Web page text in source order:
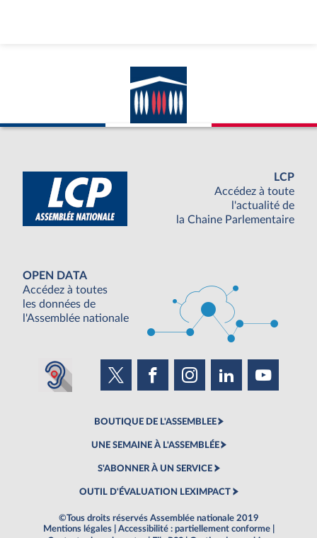
LCP
Accédez à toute
l'actualité de
la Chaine Parlementaire
OPEN DATA
Accédez à toutes
les données de
l'Assemblée nationale
BOUTIQUE DE L'ASSEMBLEE
UNE SEMAINE À L'ASSEMBLÉE
S'ABONNER À UN SERVICE
OUTIL D'ÉVALUATION LEXIMPACT
©Tous droits réservés Assemblée nationale 2019
Mentions légales
Accessibilité : partiellement conforme